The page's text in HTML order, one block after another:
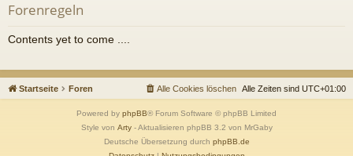
Forenregeln
Contents yet to come ....
Startseite Foren Alle Zeiten sind UTC+01:00
Alle Cookies löschen
Powered by phpBB® Forum Software © phpBB Limited
Style von Arty- Aktualisieren phpBB 3.2 von MrGaby
Deutsche Übersetzung durch phpBB.de